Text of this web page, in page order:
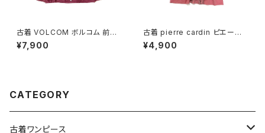
古着 VOLCOM ボルコム 前開
き 無地 ブランドロゴ 刺繍 ナイ
ロン100％ 長袖 アウター ライト
¥7,900
古着 pierre cardin ピエール・
カルダン リボン 総柄 カットソー
長袖 ブラウス サーモンピンク (t
¥4,900
CATEGORY
古着ワンピース